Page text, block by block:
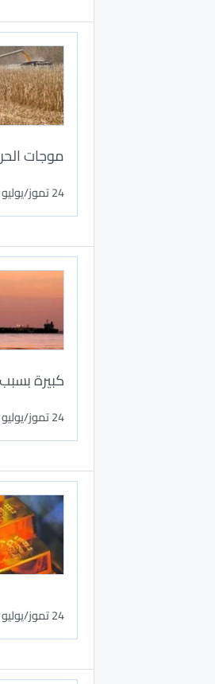
موجات
24 تموز/يوليو 2026
كبيرة
24 تموز/يوليو 2026
24 تموز/يوليو 2026